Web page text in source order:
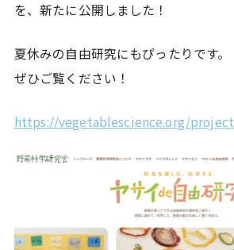
を、新たに公開しました！
夏休みの自由研究にもぴったりです。
ぜひご覧ください！
https://vegetablescience.org/project